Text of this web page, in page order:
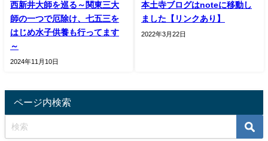
西新井大師を巡る～関東三大
師の一つで厄除け、七五三を
はじめ水子供養も行ってます
～
2024年11月10日
本土寺ブログはnoteに移動し
ました【リンクあり】
2022年3月22日
ページ内検索